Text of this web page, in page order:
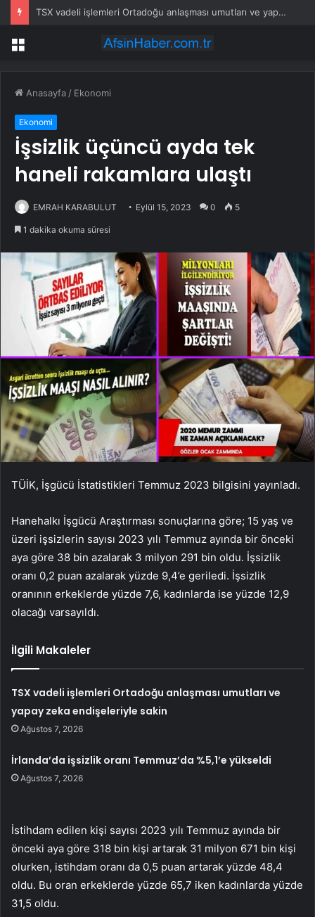
TSX vadeli işlemleri Ortadoğu anlaşması umutları ve yapay zeka endişeleriyle sakin
Menü
Anasayfa / Ekonomi
Ekonomi
İşsizlik üçüncü ayda tek
haneli rakamlara ulaştı
EMRAH KARABULUT Eylül 15, 2023 0 5
1 dakika okuma süresi
TÜİK, İşgücü İstatistikleri Temmuz 2023 bilgisini yayınladı.
Hanehalkı İşgücü Araştırması sonuçlarına göre; 15 yaş ve
üzeri işsizlerin sayısı 2023 yılı Temmuz ayında bir önceki
aya göre 38 bin azalarak 3 milyon 291 bin oldu. İşsizlik
oranı 0,2 puan azalarak yüzde 9,4’e geriledi. İşsizlik
oranının erkeklerde yüzde 7,6, kadınlarda ise yüzde 12,9
olacağı varsayıldı.
İlgili Makaleler
TSX vadeli işlemleri Ortadoğu anlaşması umutları ve
yapay zeka endişeleriyle sakin
Ağustos 7, 2026
İrlanda’da işsizlik oranı Temmuz’da %5,1’e yükseldi
Ağustos 7, 2026
İstihdam edilen kişi sayısı 2023 yılı Temmuz ayında bir
önceki aya göre 318 bin kişi artarak 31 milyon 671 bin kişi
olurken, istihdam oranı da 0,5 puan artarak yüzde 48,4
oldu. Bu oran erkeklerde yüzde 65,7 iken kadınlarda yüzde
31,5 oldu.